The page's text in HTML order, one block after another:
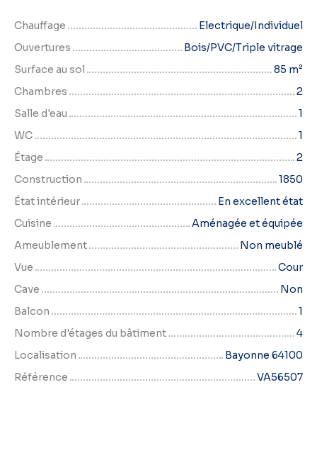
Chauffage
Electrique/Individuel
Ouvertures
Bois/PVC/Triple vitrage
Surface au sol
85 m²
Chambres
2
Salle d'eau
1
WC
1
Étage
2
Construction
1850
État intérieur
En excellent état
Cuisine
Aménagée et équipée
Ameublement
Non meublé
Vue
Cour
Cave
Non
Balcon
1
Nombre d'étages du bâtiment
4
Localisation
Bayonne 64100
Référence
VA56507